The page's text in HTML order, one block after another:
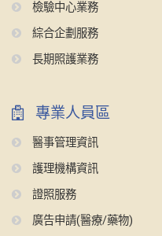
檢驗中心業務
綜合企劃服務
長期照護業務
專業人員區
醫事管理資訊
護理機構資訊
證照服務
廣告申請(醫療/藥物)